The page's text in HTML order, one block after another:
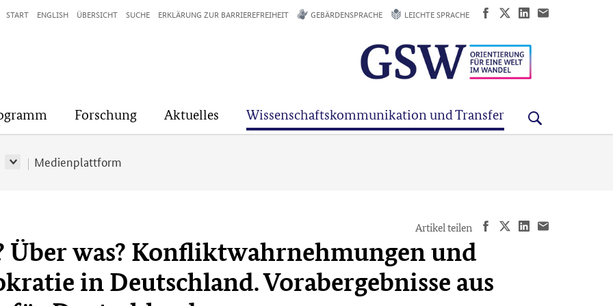
Forschung Aktuelles Wissenschaftskommunikation und Transfer
START ENGLISH ÜBERSICHT SUCHE ERKLÄRUNG ZUR BARRIEREFREIHEIT GEBÄRDENSPRACHE LEICHTE SPRACHE
Medienplattform
Artikel teilen
Über was? Konfliktwahrnehmungen und
in Deutschland. Vorabergebnisse aus